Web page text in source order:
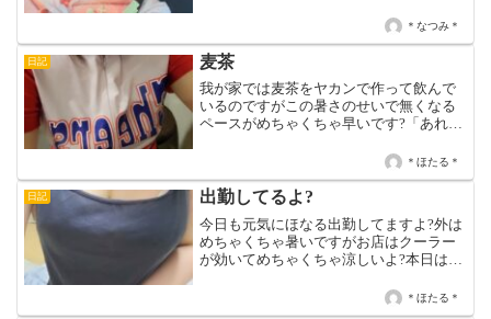
(*^▽^*)！！予定なくて暇してると思うの
で会いにきてくれたら嬉しいよお〜\( ˆoˆ...
＊なつみ＊
日記 麦茶
我が家では麦茶をヤカンで作って飲んで
いるのですがこの暑さのせいで無くなる
ペースがめちゃくちゃ早いです?「あれ??
ります?水分補給は大切だからって飲み過
ぎですかね?麦茶美味いから仕方が無いよ
ね?本日は...
＊ほたる＊
日記 出勤してるよ?
今日も元気にほなる出勤してますよ?外は
めちゃくちゃ暑いですがお店はクーラー
が効いてめちゃくちゃ涼しいよ?本日は15
＊ほたる＊